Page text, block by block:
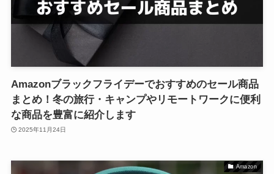
Amazonブラックフライデーでおすすめのセール商品
まとめ！冬の旅行・キャンプやリモートワークに便利
な商品を豊富に紹介します
2025年11月24日
Amazon